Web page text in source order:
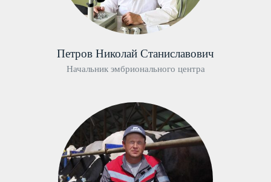
Петров Николай Станиславович
Начальник эмбрионального центра